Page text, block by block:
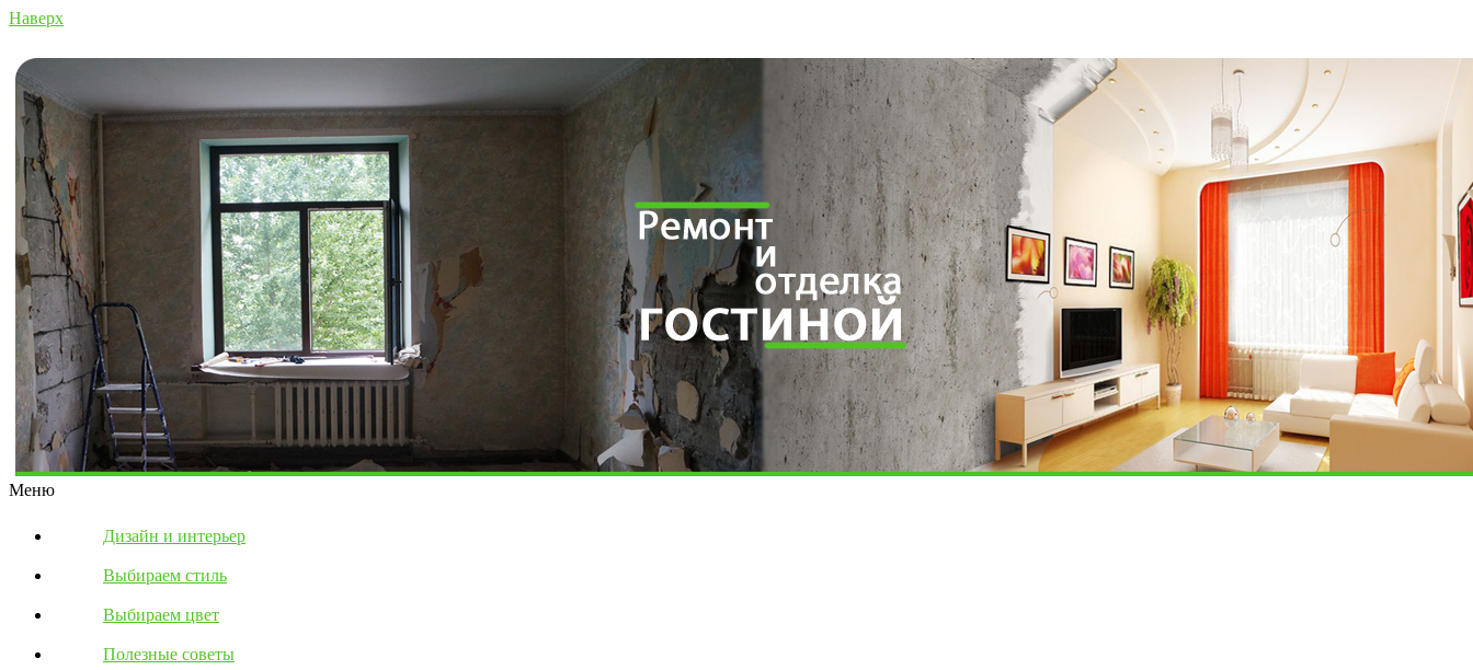
Наверх
Меню
Дизайн и интерьер
Выбираем стиль
Выбираем цвет
Полезные советы